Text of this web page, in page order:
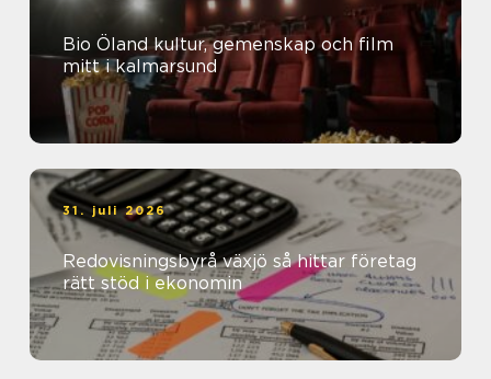
Bio Öland kultur, gemenskap och film
mitt i kalmarsund
31. juli 2026
Redovisningsbyrå växjö så hittar företag
rätt stöd i ekonomin